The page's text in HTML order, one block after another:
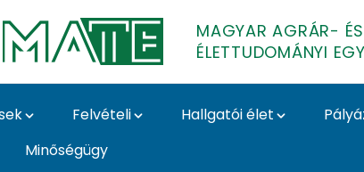
MAGYAR AGRÁR- ÉS
ÉLETTUDOMÁNYI
Felvételi Hallgatói élet
Minőségügy